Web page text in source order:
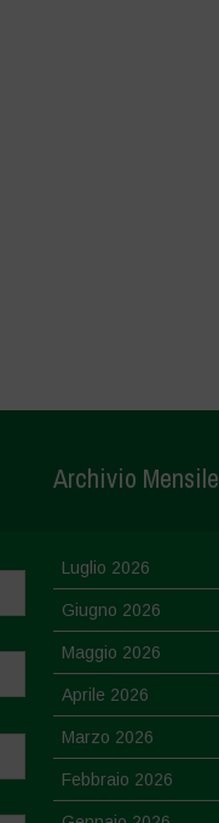
Archivio Mensile
Luglio 2026
Giugno 2026
Maggio 2026
Aprile 2026
Marzo 2026
Febbraio 2026